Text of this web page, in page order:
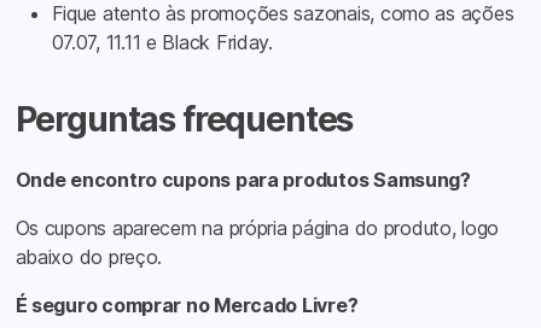
Fique atento às promoções sazonais, como as ações
07.07, 11.11 e Black Friday.
Perguntas frequentes
Onde encontro cupons para produtos Samsung?
Os cupons aparecem na própria página do produto, logo
abaixo do preço.
É seguro comprar no Mercado Livre?